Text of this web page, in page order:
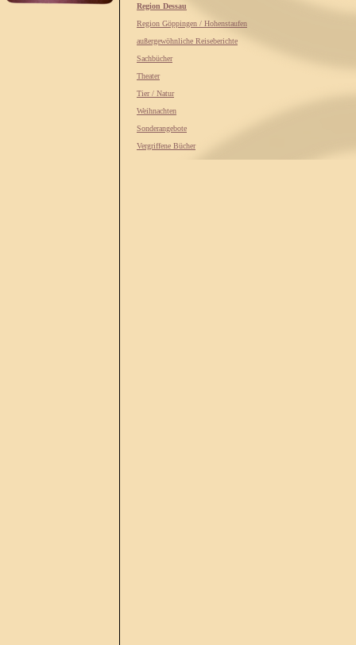
Region Dessau
Region Göppingen / Hohenstaufen
außergewöhnliche Reiseberichte
Sachbücher
Theater
Tier / Natur
Weihnachten
Sonderangebote
Vergriffene Bücher